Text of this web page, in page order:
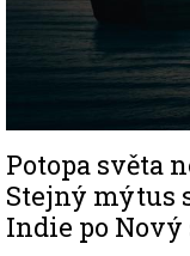
Potopa světa
Stejný mýtus
Indie po Nový